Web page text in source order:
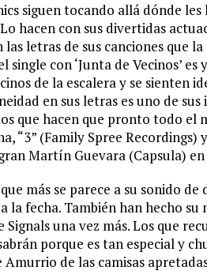
siguen tocando allá dónde
hacen con sus divertidas
las letras de sus canciones que
single con ‘Junta de Vecinos’
de la escalera y se sienten
en sus letras es uno de
que hacen que pronto todo el
“3” (Family Spree Recordings)
Martín Guevara (Capsula)
más se parece a su sonido
la fecha. También han hecho
una vez más. Los que
porque es tan especial y
de las camisas